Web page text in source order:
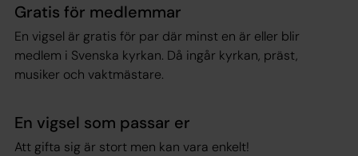
Gratis för medlemmar
En vigsel är gratis för par där minst en är eller blir
medlem i Svenska kyrkan. Då ingår kyrkan, präst,
musiker och vaktmästare.
En vigsel som passar er
Att gifta sig är stort men kan vara enkelt!